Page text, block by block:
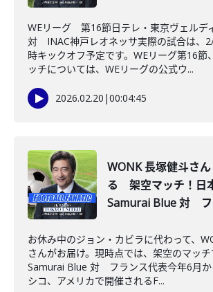
WEリーグ 第16節日テレ・東京ヴェルデ
対 INAC神戸レオネッサ実際の試合は、
時キックオフ予定です。WEリーグ第16節
ッチについては、WEリーグの公式ウ...
2026.02.20 |00:04:45
WONK 長塚健斗さ
る 架空マッチ！日
Samurai Blue 対 フ
お休み中のジョン・カビラに代わって、
さんがお届け。現時点では、架空のマッ
Samurai Blue 対 フランス代表今年6月か
シコ、アメリカで開催されるF...